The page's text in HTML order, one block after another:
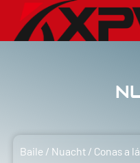
Baile / Nuacht / Conas a